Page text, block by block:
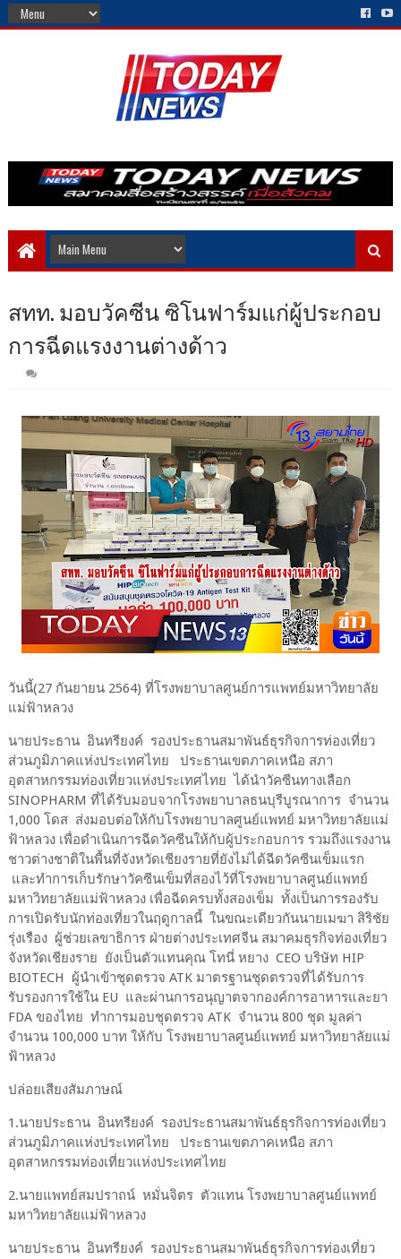
สทท. มอบวัคซีน ซิโนฟาร์มแก่ผู้ประกอบ
การฉีดแรงงานต่างด้าว
วันนี้(27 กันยายน 2564) ที่โรงพยาบาลศูนย์การแพทย์มหาวิทยาลัย
แม่ฟ้าหลวง
นายประธาน อินทรียงค์ รองประธานสมาพันธ์ธุรกิจการท่องเที่ยว
ส่วนภูมิภาคแห่งประเทศไทย ประธานเขตภาคเหนือ สภา
อุตสาหกรรมท่องเที่ยวแห่งประเทศไทย ได้นำวัคซีนทางเลือก
SINOPHARM ที่ได้รับมอบจากโรงพยาบาลธนบุรีบูรณาการ จำนวน
1,000 โดส ส่งมอบต่อให้กับโรงพยาบาลศูนย์แพทย์ มหาวิทยาลัยแม่
ฟ้าหลวง เพื่อดำเนินการฉีดวัคซีนให้กับผู้ประกอบการ รวมถึงแรงงาน
ชาวต่างชาติในพื้นที่จังหวัดเชียงรายที่ยังไม่ได้ฉีดวัคซีนเข็มแรก
และทำการเก็บรักษาวัคซีนเข็มที่สองไว้ที่โรงพยาบาลศูนย์แพทย์
มหาวิทยาลัยแม่ฟ้าหลวง เพื่อฉีดครบทั้งสองเข็ม ทั้งเป็นการรองรับ
การเปิดรับนักท่องเที่ยวในฤดูกาลนี้ ในขณะเดียวกันนายเมฆา สิริชัย
รุ่งเรือง ผู้ช่วยเลขาธิการ ฝ่ายต่างประเทศจีน สมาคมธุรกิจท่องเที่ยว
จังหวัดเชียงราย ยังเป็นตัวแทนคุณ โทนี่ หยาง CEO บริษัท HIP
BIOTECH ผู้นำเข้าชุดตรวจ ATK มาตรฐานชุดตรวจที่ได้รับการ
รับรองการใช้ใน EU และผ่านการอนุญาตจากองค์การอาหารและยา
FDA ของไทย ทำการมอบชุดตรวจ ATK จำนวน 800 ชุด มูลค่า
จำนวน 100,000 บาท ให้กับ โรงพยาบาลศูนย์แพทย์ มหาวิทยาลัยแม่
ฟ้าหลวง
ปล่อยเสียงสัมภาษณ์
1.นายประธาน อินทรียงค์ รองประธานสมาพันธ์ธุรกิจการท่องเที่ยว
ส่วนภูมิภาคแห่งประเทศไทย ประธานเขตภาคเหนือ สภา
อุตสาหกรรมท่องเที่ยวแห่งประเทศไทย
2.นายแพทย์สมปราถน์ หมั่นจิตร ตัวแทน โรงพยาบาลศูนย์แพทย์
มหาวิทยาลัยแม่ฟ้าหลวง
นายประธาน อินทรียงค์ รองประธานสมาพันธ์ธุรกิจการท่องเที่ยว